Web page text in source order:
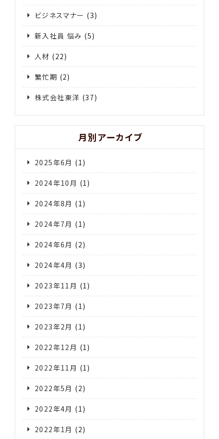
ビジネスマナー (3)
新入社員 悩み (5)
人材 (22)
繁忙期 (2)
株式会社東洋 (37)
月別アーカイブ
2025年6月 (1)
2024年10月 (1)
2024年8月 (1)
2024年7月 (1)
2024年6月 (2)
2024年4月 (3)
2023年11月 (1)
2023年7月 (1)
2023年2月 (1)
2022年12月 (1)
2022年11月 (1)
2022年5月 (2)
2022年4月 (1)
2022年1月 (2)